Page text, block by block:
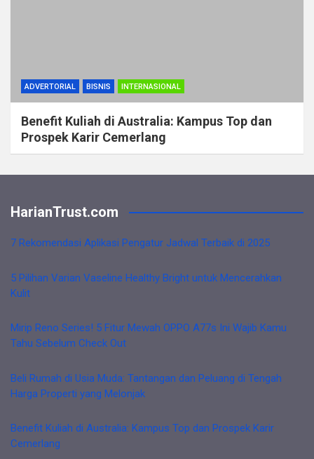
ADVERTORIAL BISNIS INTERNASIONAL
Benefit Kuliah di Australia: Kampus Top dan
Prospek Karir Cemerlang
HarianTrust.com
7 Rekomendasi Aplikasi Pengatur Jadwal Terbaik di 2025
5 Pilihan Varian Vaseline Healthy Bright untuk Mencerahkan
Kulit
Mirip Reno Series! 5 Fitur Mewah OPPO A77s Ini Wajib Kamu
Tahu Sebelum Check Out
Beli Rumah di Usia Muda: Tantangan dan Peluang di Tengah
Harga Properti yang Melonjak
Benefit Kuliah di Australia: Kampus Top dan Prospek Karir
Cemerlang